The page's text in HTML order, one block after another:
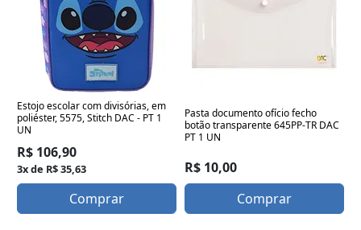
Estojo escolar com divisórias, em
poliéster, 5575, Stitch DAC - PT 1
UN
R$ 106,90
3x de R$ 35,63
Comprar
Pasta documento ofício fecho
botão transparente 645PP-TR DAC
PT 1 UN
R$ 10,00
Comprar